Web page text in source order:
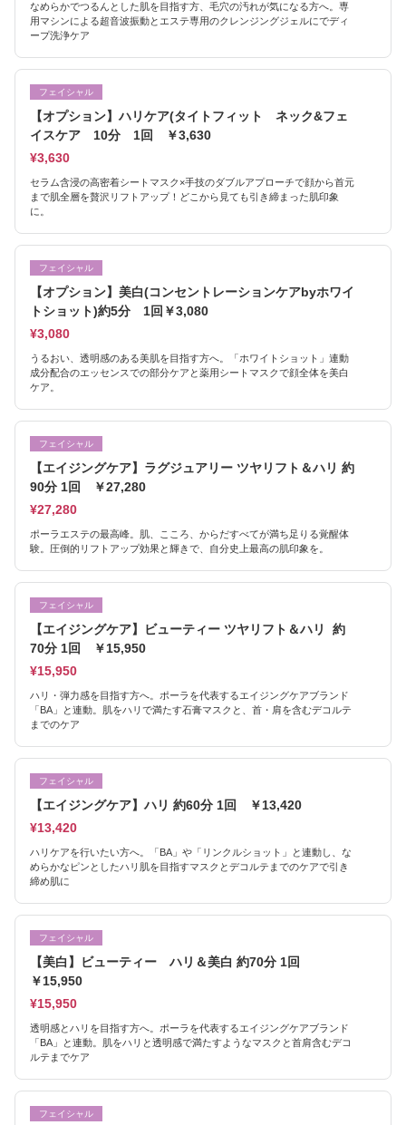
なめらかでつるんとした肌を目指す方、毛穴の汚れが気になる方へ。専
用マシンによる超音波振動とエステ専用のクレンジングジェルにでディ
ープ洗浄ケア
フェイシャル
【オプション】ハリケア(タイトフィット ネック&フェ
イスケア 10分 1回 ￥3,630
¥3,630
セラム含浸の高密着シートマスク×手技のダブルアプローチで顔から首元
まで肌全層を贅沢リフトアップ！どこから見ても引き締まった肌印象
に。
フェイシャル
【オプション】美白(コンセントレーションケアbyホワイ
トショット)約5分 1回￥3,080
¥3,080
うるおい、透明感のある美肌を目指す方へ。「ホワイトショット」連動
成分配合のエッセンスでの部分ケアと薬用シートマスクで顔全体を美白
ケア。
フェイシャル
【エイジングケア】ラグジュアリー ツヤリフト＆ハリ 約
90分 1回 ￥27,280
¥27,280
ポーラエステの最高峰。肌、こころ、からだすべてが満ち足りる覚醒体
験。圧倒的リフトアップ効果と輝きで、自分史上最高の肌印象を。
フェイシャル
【エイジングケア】ビューティー ツヤリフト＆ハリ 約
70分 1回 ￥15,950
¥15,950
ハリ・弾力感を目指す方へ。ポーラを代表するエイジングケアブランド
「BA」と連動。肌をハリで満たす石膏マスクと、首・肩を含むデコルテ
までのケア
フェイシャル
【エイジングケア】ハリ 約60分 1回 ￥13,420
¥13,420
ハリケアを行いたい方へ。「BA」や「リンクルショット」と連動し、な
めらかなピンとしたハリ肌を目指すマスクとデコルテまでのケアで引き
締め肌に
フェイシャル
【美白】ビューティー ハリ＆美白 約70分 1回
￥15,950
¥15,950
透明感とハリを目指す方へ。ポーラを代表するエイジングケアブランド
「BA」と連動。肌をハリと透明感で満たすようなマスクと首肩含むデコ
ルテまでケア
フェイシャル